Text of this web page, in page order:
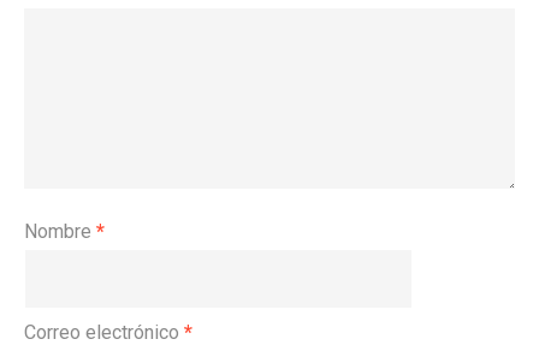
Nombre *
Correo electrónico *